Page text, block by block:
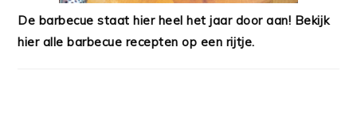
De barbecue staat hier heel het jaar door aan! Bekijk
hier alle barbecue recepten op een rijtje.